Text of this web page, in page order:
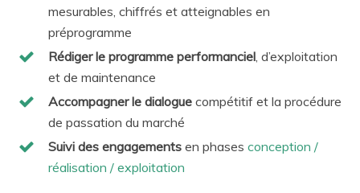
mesurables, chiffrés et atteignables en
préprogramme
Rédiger le programme performanciel, d’exploitation
et de maintenance
Accompagner le dialogue compétitif et la procédure
de passation du marché
Suivi des engagements en phases conception /
réalisation / exploitation